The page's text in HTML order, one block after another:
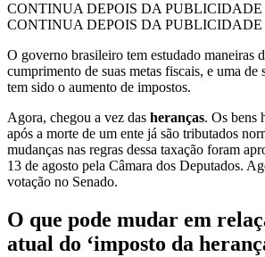
CONTINUA DEPOIS DA PUBLICIDADE
CONTINUA DEPOIS DA PUBLICIDADE
O governo brasileiro tem estudado maneiras
cumprimento de suas metas fiscais, e uma de
tem sido o aumento de impostos.
Agora, chegou a vez das heranças. Os bens
após a morte de um ente já são tributados
mudanças nas regras dessa taxação foram
13 de agosto pela Câmara dos Deputados.
votação no Senado.
O que pode mudar em
atual do ‘imposto da